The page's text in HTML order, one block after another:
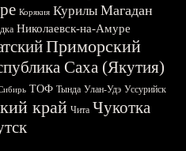
Корякия Курилы Магадан
Николаевск-на-Амуре
Приморский
Саха (Якутия)
ТОФ Тында Улан-Удэ Уссурийск
край Чита Чукотка